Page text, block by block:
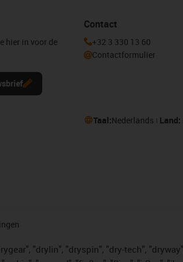
hier in voor de
Contact
+32 3 330 13 60
Contactformulier
Taal:Nederlands Land:
"drylin", "dryspin", "dry-tech",